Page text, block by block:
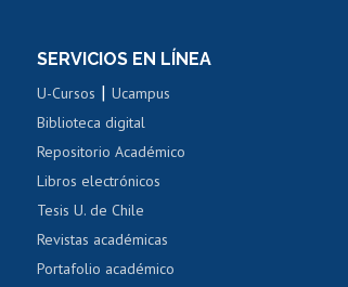
Movilidad Estudiantil
Cursos de español
SERVICIOS EN LÍNEA
U-Cursos |Ucampus
Biblioteca digital
Repositorio Académico
Libros electrónicos
Tesis U. de Chile
Revistas académicas
Portafolio académico